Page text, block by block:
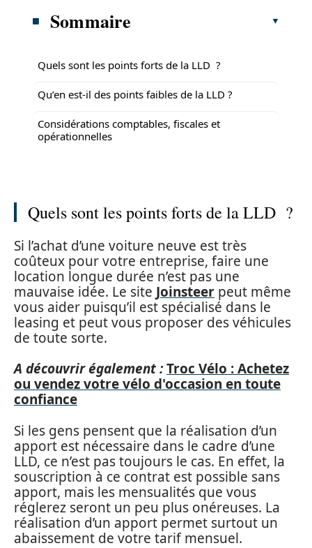
Sommaire
Quels sont les points forts de la LLD ?
Qu’en est-il des points faibles de la LLD ?
Considérations comptables, fiscales et
opérationnelles
Quels sont les points forts de la LLD ?
Si l’achat d’une voiture neuve est très
coûteux pour votre entreprise, faire une
location longue durée n’est pas une
mauvaise idée. Le site Joinsteer peut même
vous aider puisqu’il est spécialisé dans le
leasing et peut vous proposer des véhicules
de toute sorte.
A découvrir également :Troc Vélo : Achetez
ou vendez votre vélo d'occasion en toute
confiance
Si les gens pensent que la réalisation d’un
apport est nécessaire dans le cadre d’une
LLD, ce n’est pas toujours le cas. En effet, la
souscription à ce contrat est possible sans
apport, mais les mensualités que vous
réglerez seront un peu plus onéreuses. La
réalisation d’un apport permet surtout un
abaissement de votre tarif mensuel.